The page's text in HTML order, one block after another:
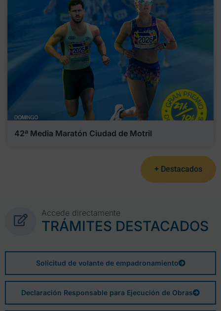
42ª Media Maratón Ciudad de Motril
+ Destacados
Accede directamente
TRÁMITES DESTACADOS
Solicitud de volante de empadronamiento
Declaración Responsable para Ejecución de Obras